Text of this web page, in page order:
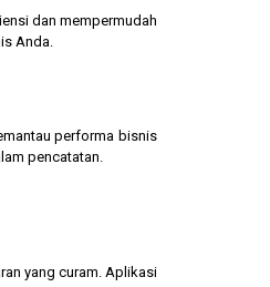
dan mempermudah
Anda.
performa bisnis
pencatatan.
yang curam. Aplikasi